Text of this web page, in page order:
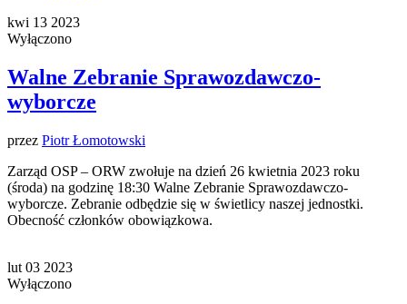
kwi 13 2023
Wyłączono
Walne Zebranie Sprawozdawczo-
wyborcze
przez Piotr Łomotowski
Zarząd OSP – ORW zwołuje na dzień 26 kwietnia 2023 roku
(środa) na godzinę 18:30 Walne Zebranie Sprawozdawczo-
wyborcze. Zebranie odbędzie się w świetlicy naszej jednostki.
Obecność członków obowiązkowa.
lut 03 2023
Wyłączono